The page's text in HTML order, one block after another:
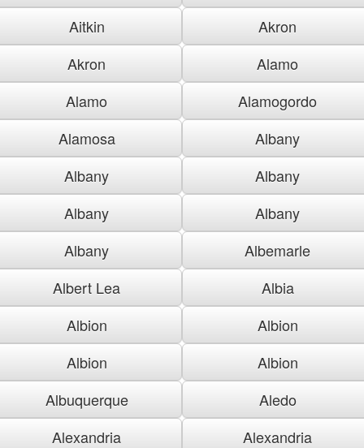
Aitkin
Akron
Akron
Alamo
Alamo
Alamogordo
Alamosa
Albany
Albany
Albany
Albany
Albany
Albany
Albemarle
Albert Lea
Albia
Albion
Albion
Albion
Albion
Albuquerque
Aledo
Alexandria
Alexandria